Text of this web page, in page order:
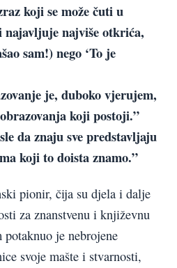
koji se može čuti u
najavljuje najviše otkrića,
sam!) nego ‘To je
je, duboko vjerujem,
koji postoji.”
da znaju sve predstavljaju
koji to doista znamo.”
pionir, čija su djela i dalje
za znanstvenu i književnu
je nebrojene
svoje mašte i stvarnosti,